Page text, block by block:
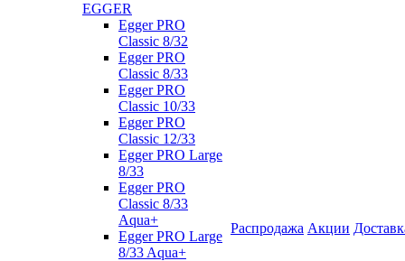
EGGER
Egger PRO
Classic 8/32
Egger PRO
Classic 8/33
Egger PRO
Classic 10/33
Egger PRO
Classic 12/33
Egger PRO Large
8/33
Egger PRO
Classic 8/33
Aqua+
Egger PRO Large
8/33 Aqua+
Распродажа Акции